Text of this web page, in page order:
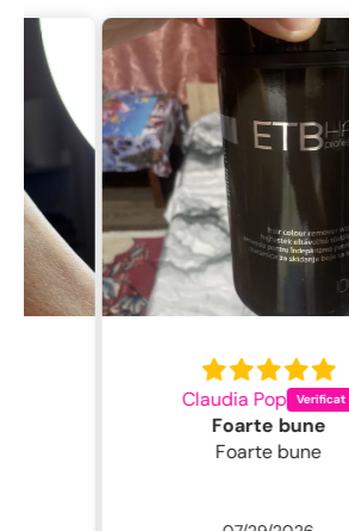
Claudia Pop
Foarte bune
Foarte bune